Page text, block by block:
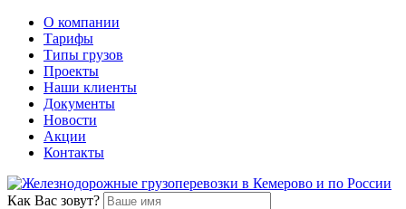
О компании
Тарифы
Типы грузов
Проекты
Наши клиенты
Документы
Новости
Акции
Контакты
Как Вас зовут?